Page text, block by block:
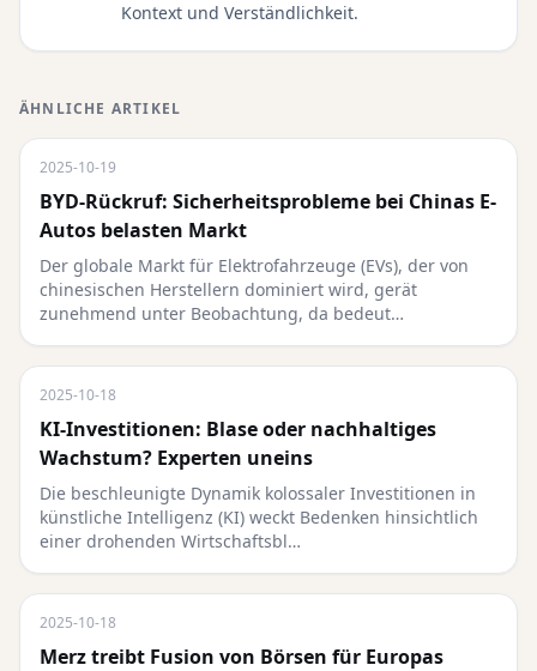
Kontext und Verständlichkeit.
ÄHNLICHE ARTIKEL
2025-10-19
BYD-Rückruf: Sicherheitsprobleme bei Chinas E-
Autos belasten Markt
Der globale Markt für Elektrofahrzeuge (EVs), der von
chinesischen Herstellern dominiert wird, gerät
zunehmend unter Beobachtung, da bedeut…
2025-10-18
KI-Investitionen: Blase oder nachhaltiges
Wachstum? Experten uneins
Die beschleunigte Dynamik kolossaler Investitionen in
künstliche Intelligenz (KI) weckt Bedenken hinsichtlich
einer drohenden Wirtschaftsbl…
2025-10-18
Merz treibt Fusion von Börsen für Europas